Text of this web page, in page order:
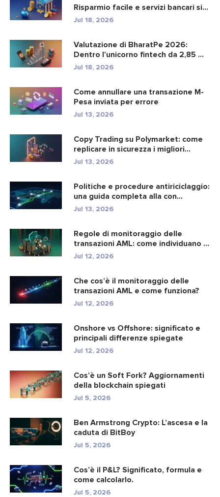
Risparmio facile e servizi bancari si...
Jul 18, 2026
Valutazione di BharatPe 2026:
Dentro l’unicorno fintech da 2,85 ...
Jul 18, 2026
Come annullare una transazione M-
Pesa inviata per errore
Jul 13, 2026
Copy Trading su Polymarket: come
replicare in sicurezza i migliori...
Jul 13, 2026
Politiche e procedure antiriciclaggio:
una guida completa alla con...
Jul 13, 2026
Regole di monitoraggio delle
transazioni AML: come individuano i
r...
Jul 12, 2026
Che cos’è il monitoraggio delle
transazioni AML e come funziona?
Jul 12, 2026
Onshore vs Offshore: significato e
principali differenze spiegate
Jul 12, 2026
Cos’è un Soft Fork? Aggiornamenti
della blockchain spiegati
Jul 5, 2026
Ben Armstrong Crypto: L’ascesa e la
caduta di BitBoy
Jul 5, 2026
Cos’è il P&L? Significato, formula e
come calcolarlo.
Jul 5, 2026